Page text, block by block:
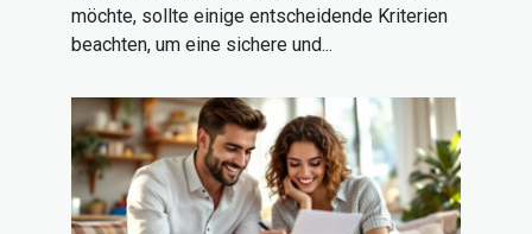
möchte, sollte einige entscheidende Kriterien
beachten, um eine sichere und...